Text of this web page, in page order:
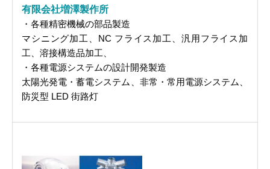
有限会社増澤製作所
・各種精密機械の部品製造
マシニング加工、NC フライス加工、汎用フライス加
工、溶接構造品加工、
・各種電源システムの設計開発製造
太陽光発電・蓄電システム、非常・常用電源システム、
防災型 LED 街路灯